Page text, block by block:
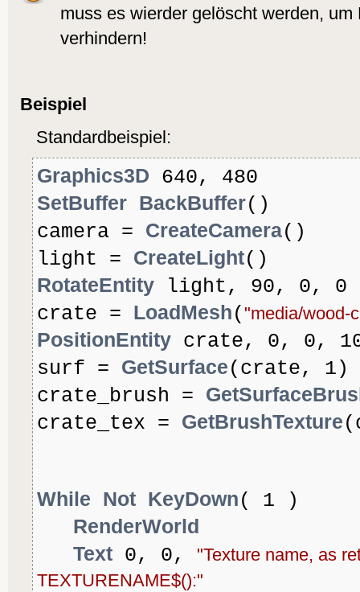
muss es wierder gelöscht werden, um
verhindern!
Beispiel
Standardbeispiel:
Graphics3D 640, 480
SetBuffer BackBuffer()
camera = CreateCamera()
light = CreateLight()
RotateEntity light, 90, 0, 0
crate = LoadMesh( "media/wood-
PositionEntity crate, 0, 0,
surf = GetSurface(crate, 1)
crate_brush =
crate_tex = GetBrushTexture
While Not KeyDown( 1 )
RenderWorld
Text 0, 0, "Texture name, as
TEXTURENAME$():"